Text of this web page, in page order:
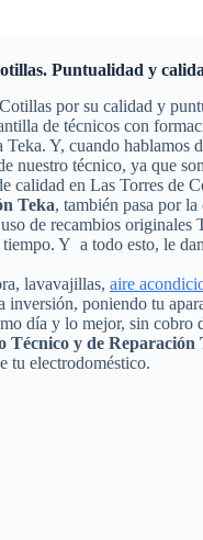
Puntualidad y
por su calidad y
de técnicos con
Y, cuando hablamos
nuestro técnico, ya que
calidad en Las Torres de
Teka, también pasa por
de recambios originales
Y a todo esto, le
lavavajillas, aire
inversión, poniendo tu
día y lo mejor, sin
Técnico y de
tu electrodoméstico.